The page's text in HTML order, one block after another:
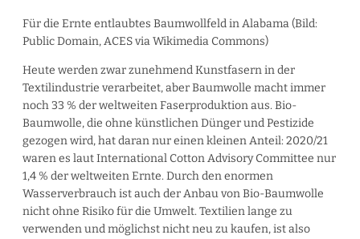
Für die Ernte entlaubtes Baumwollfeld in Alabama (Bild:
Public Domain, ACES via Wikimedia Commons)
Heute werden zwar zunehmend Kunstfasern in der
Textilindustrie verarbeitet, aber Baumwolle macht immer
noch 33 % der weltweiten Faserproduktion aus. Bio-
Baumwolle, die ohne künstlichen Dünger und Pestizide
gezogen wird, hat daran nur einen kleinen Anteil: 2020/21
waren es laut International Cotton Advisory Committee nur
1,4 % der weltweiten Ernte. Durch den enormen
Wasserverbrauch ist auch der Anbau von Bio-Baumwolle
nicht ohne Risiko für die Umwelt. Textilien lange zu
verwenden und möglichst nicht neu zu kaufen, ist also